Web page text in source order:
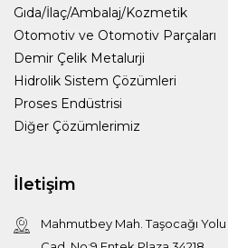
Gıda/İlaç/Ambalaj/Kozmetik
Otomotiv ve Otomotiv Parçaları
Demir Çelik Metalurji
Hidrolik Sistem Çözümleri
Proses Endüstrisi
Diğer Çözümlerimiz
İletişim
Mahmutbey Mah. Taşocağı Yolu